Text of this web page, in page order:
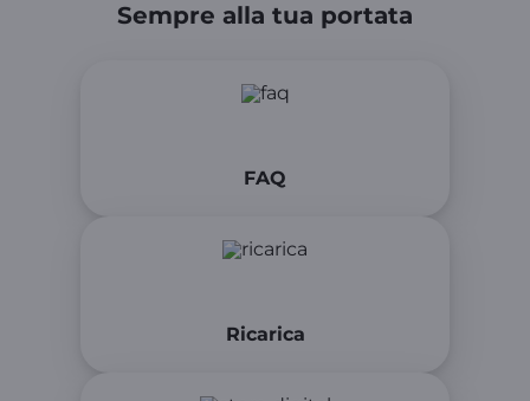
Sempre alla tua portata
FAQ
Ricarica